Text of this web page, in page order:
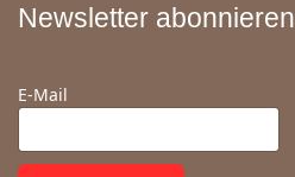
Newsletter abonnieren
E-Mail